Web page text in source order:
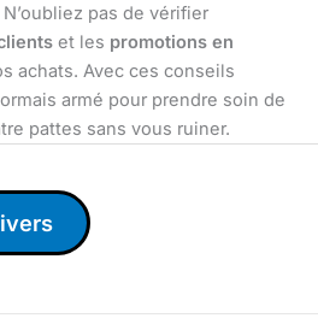
pas de vérifier
et les promotions en
achats. Avec ces conseils
armé pour prendre soin de
pattes sans vous ruiner.